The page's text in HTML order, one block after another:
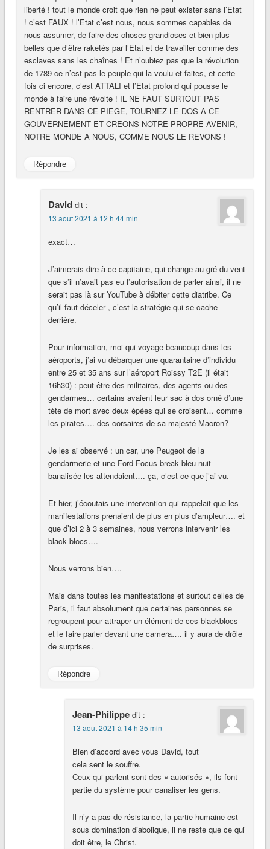
liberté ! tout le monde croit que rien ne peut exister sans l’Etat
! c’est FAUX ! l’Etat c’est nous, nous sommes capables de
nous assumer, de faire des choses grandioses et bien plus
belles que d’être raketés par l’Etat et de travailler comme des
esclaves sans les chaînes ! Et n’oubiez pas que la révolution
de 1789 ce n’est pas le peuple qui la voulu et faites, et cette
fois ci encore, c’est ATTALI et l’Etat profond qui pousse le
monde à faire une révolte ! IL NE FAUT SURTOUT PAS
RENTRER DANS CE PIEGE, TOURNEZ LE DOS A CE
GOUVERNEMENT ET CREONS NOTRE PROPRE AVENIR,
NOTRE MONDE A NOUS, COMME NOUS LE REVONS !
Répondre
David dit :
13 août 2021 à 12 h 44 min
exact…
J’aimerais dire à ce capitaine, qui change au gré du vent
que s’il n’avait pas eu l’autorisation de parler ainsi, il ne
serait pas là sur YouTube à débiter cette diatribe. Ce
qu’il faut déceler , c’est la stratégie qui se cache
derrière.
Pour information, moi qui voyage beaucoup dans les
aéroports, j’ai vu débarquer une quarantaine d’individu
entre 25 et 35 ans sur l’aéroport Roissy T2E (il était
16h30) : peut être des militaires, des agents ou des
gendarmes… certains avaient leur sac à dos orné d’une
tète de mort avec deux épées qui se croisent… comme
les pirates…. des corsaires de sa majesté Macron?
Je les ai observé : un car, une Peugeot de la
gendarmerie et une Ford Focus break bleu nuit
banalisée les attendaient…. ça, c’est ce que j’ai vu.
Et hier, j’écoutais une intervention qui rappelait que les
manifestations prenaient de plus en plus d’ampleur…. et
que d’ici 2 à 3 semaines, nous verrons intervenir les
black blocs….
Nous verrons bien….
Mais dans toutes les manifestations et surtout celles de
Paris, il faut absolument que certaines personnes se
regroupent pour attraper un élément de ces blackblocs
et le faire parler devant une camera…. il y aura de drôle
de surprises.
Répondre
Jean-Philippe dit :
13 août 2021 à 14 h 35 min
Bien d’accord avec vous David, tout
cela sent le souffre.
Ceux qui parlent sont des « autorisés », ils font
partie du système pour canaliser les gens.
Il n’y a pas de résistance, la partie humaine est
sous domination diabolique, il ne reste que ce qui
doit être, le Christ.